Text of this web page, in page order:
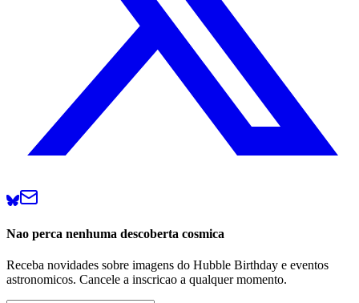
Nao perca nenhuma descoberta cosmica
Receba novidades sobre imagens do Hubble Birthday e eventos
astronomicos. Cancele a inscricao a qualquer momento.